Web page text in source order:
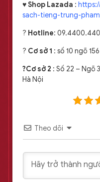
♥Shop Lazada :
sach-tieng-trung-
? Hotline:
?️ Cơ sở 1 : số 10 ngõ
?️Cơ sở 2 : Số 22 – Ngõ
Hà Nội
Theo dõi